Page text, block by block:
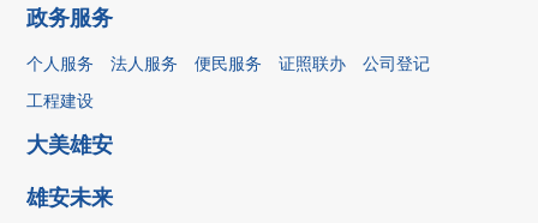
政务服务
个人服务 法人服务 便民服务 证照联办
公司登记
工程建设
大美雄安
雄安未来